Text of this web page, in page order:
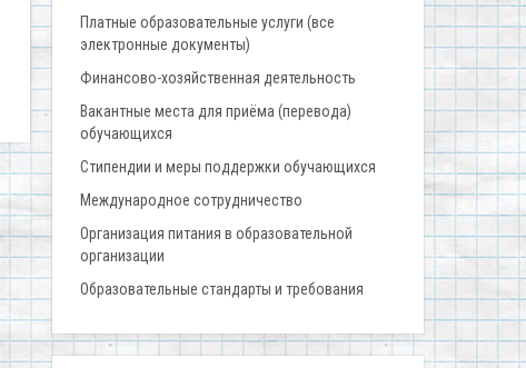
Платные образовательные услуги (все
электронные документы)
Финансово-хозяйственная деятельность
Вакантные места для приёма (перевода)
обучающихся
Стипендии и меры поддержки обучающихся
Международное сотрудничество
Организация питания в образовательной
организации
Образовательные стандарты и требования